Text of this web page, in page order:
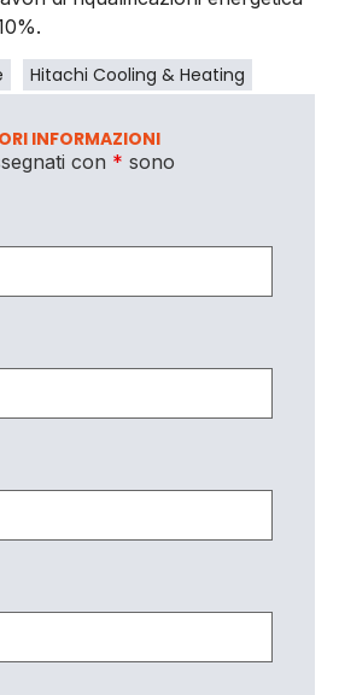
Hitachi Cooling & Heating
INFORMAZIONI
con * sono